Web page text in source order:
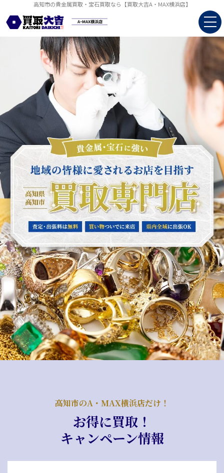
高知市の貴金属買取・宝石買取なら【買取大吉A・MAX横浜店】
高知市のA・MAX横浜店だけ！
お得に買取！
キャンペーン情報